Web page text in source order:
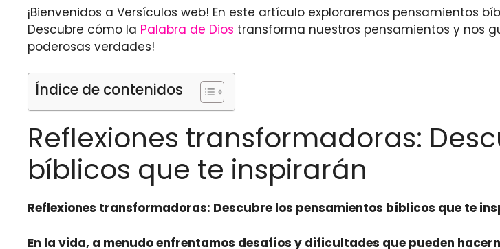
¡Bienvenidos a Versículos web! En este artículo exploraremos pensamientos
Descubre cómo la Palabra de Dios transforma nuestros pensamientos y nos
poderosas verdades!
Índice de contenidos
Reflexiones transformadoras:
bíblicos que te inspirarán
Reflexiones transformadoras: Descubre los pensamientos bíblicos que te
En la vida, a menudo enfrentamos desafíos y dificultades que pueden